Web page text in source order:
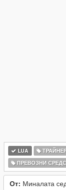
LUA
ПРЕВОЗНИ
От: Миналата